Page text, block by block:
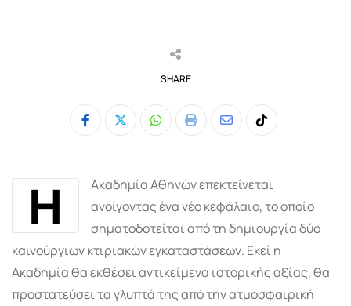
SHARE
Whatsapp
Print
ShareTiktok
Η
Ακαδημία Αθηνών επεκτείνεται
ανοίγοντας ένα νέο κεφάλαιο, το οποίο
σηματοδοτείται από τη δημιουργία δύο
καινούργιων κτιριακών εγκαταστάσεων. Εκεί η
Ακαδημία θα εκθέσει αντικείμενα ιστορικής αξίας, θα
προστατεύσει τα γλυπτά της από την ατμοσφαιρική